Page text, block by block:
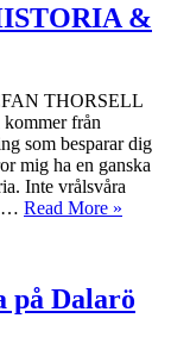
&
THORSELL
från
som besparar dig
mig ha en ganska
Inte vrålsvåra
Read More »
på Dalarö